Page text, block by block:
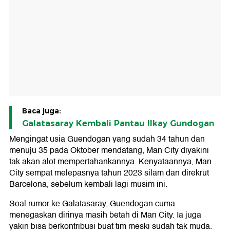
Baca juga:
Galatasaray Kembali Pantau Ilkay Gundogan
Mengingat usia Guendogan yang sudah 34 tahun dan
menuju 35 pada Oktober mendatang, Man City diyakini
tak akan alot mempertahankannya. Kenyataannya, Man
City sempat melepasnya tahun 2023 silam dan direkrut
Barcelona, sebelum kembali lagi musim ini.
Soal rumor ke Galatasaray, Guendogan cuma
menegaskan dirinya masih betah di Man City. Ia juga
yakin bisa berkontribusi buat tim meski sudah tak muda.